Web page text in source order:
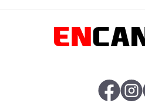
abre